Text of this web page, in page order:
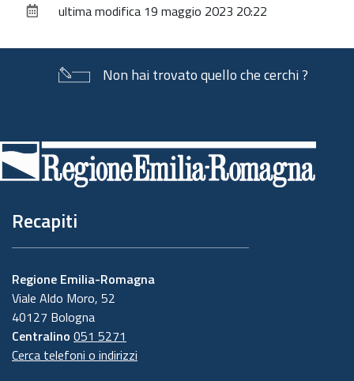
documentoultima modifica 19 maggio 2023 20:22
Non hai trovato quello che cerchi ?
di
pagina
Recapiti
Regione Emilia-Romagna
Viale Aldo Moro, 52
40127 Bologna
Centralino 051 5271
Cerca telefoni o indirizzi